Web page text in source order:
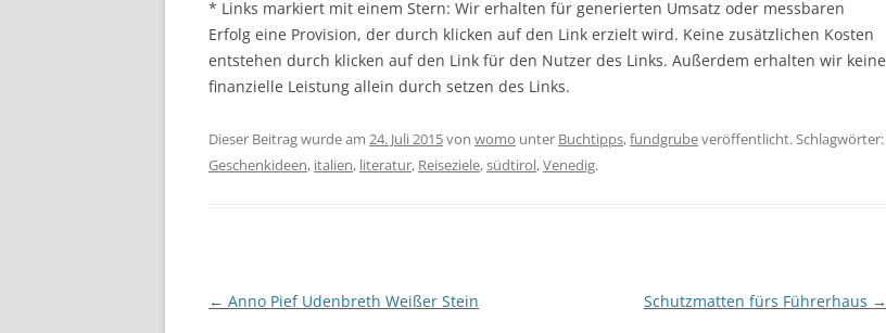
* Links markiert mit einem Stern: Wir erhalten für generierten Umsatz oder messbaren
Erfolg eine Provision, der durch klicken auf den Link erzielt wird. Keine zusätzlichen Kosten
entstehen durch klicken auf den Link für den Nutzer des Links. Außerdem erhalten wir keine
finanzielle Leistung allein durch setzen des Links.
Dieser Beitrag wurde am 24. Juli 2015von womo unter Buchtipps,fundgrubeveröffentlicht. Schlagwörter:
Geschenkideen, italien, literatur, Reiseziele,südtirol,Venedig.
Beitragsnavigation
← Anno Pief Udenbreth Weißer Stein Schutzmatten fürs Führerhaus →